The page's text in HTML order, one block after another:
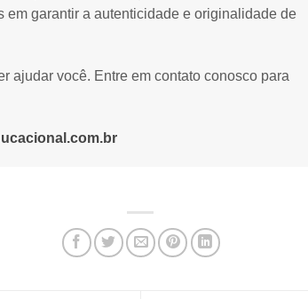
em garantir a autenticidade e originalidade de
ajudar você. Entre em contato conosco para